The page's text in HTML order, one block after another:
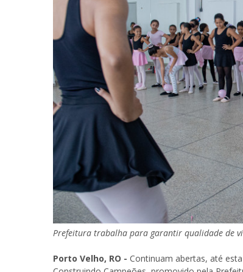
Prefeitura trabalha para garantir qualidade de
Porto Velho, RO - Continuam abertas, até